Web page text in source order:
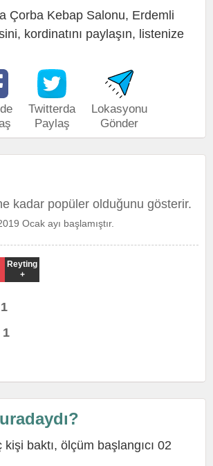
Çorba Kebap Salonu, Erdemli
kordinatını paylaşın, listenize
Twitterda
Paylaş
Lokasyonu
Gönder
kadar popüler olduğunu gösterir.
Ocak ayı başlamıştır.
Reyting
+
1
1
baktı, ölçüm başlangıcı 02